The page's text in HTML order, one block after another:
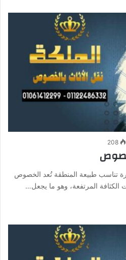
208
تناسب طبيعة المنطقة تُعد الخصوص
المرتفعة، وهو ما يجعل…